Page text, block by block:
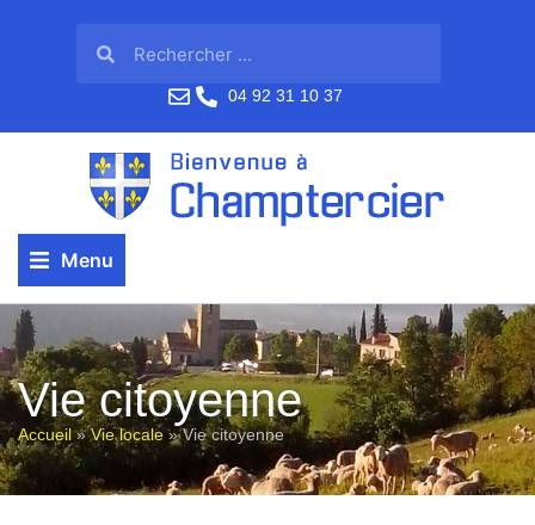
04 92 31 10 37
Menu
Vie citoyenne
Accueil »Vie locale»Vie citoyenne